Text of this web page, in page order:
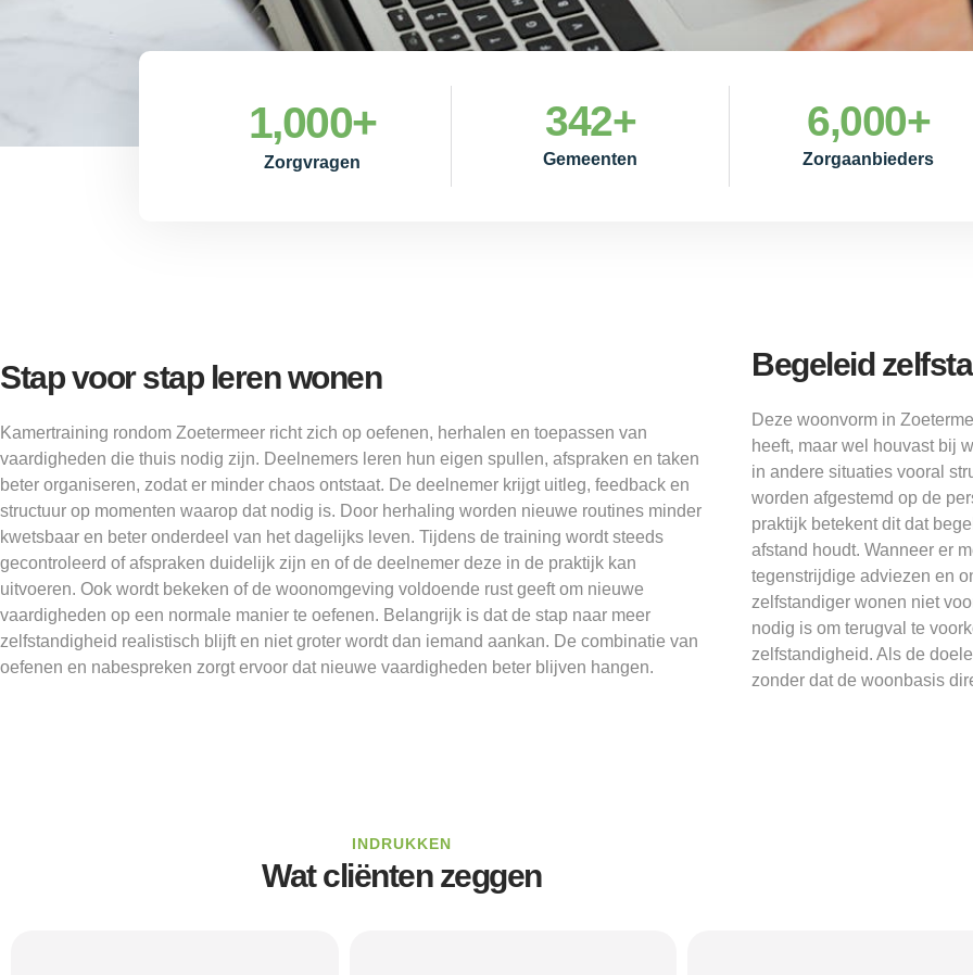
Zorgvragen
1,000+
Gemeenten
342+
Zorgaanbieders
6,000+
Stap voor stap leren wonen
Kamertraining rondom Zoetermeer richt zich op oefenen, herhalen en toepassen van
vaardigheden die thuis nodig zijn. Deelnemers leren hun eigen spullen, afspraken en taken
beter organiseren, zodat er minder chaos ontstaat. De deelnemer krijgt uitleg, feedback en
structuur op momenten waarop dat nodig is. Door herhaling worden nieuwe routines minder
kwetsbaar en beter onderdeel van het dagelijks leven. Tijdens de training wordt steeds
gecontroleerd of afspraken duidelijk zijn en of de deelnemer deze in de praktijk kan
uitvoeren. Ook wordt bekeken of de woonomgeving voldoende rust geeft om nieuwe
vaardigheden op een normale manier te oefenen. Belangrijk is dat de stap naar meer
zelfstandigheid realistisch blijft en niet groter wordt dan iemand aankan. De combinatie van
oefenen en nabespreken zorgt ervoor dat nieuwe vaardigheden beter blijven hangen.
Begeleid
Deze woonvorm in
heeft, maar wel houvast bij
in andere situaties vooral
worden afgestemd op de
praktijk betekent dit dat
afstand houdt. Wanneer er
tegenstrijdige adviezen en
zelfstandiger wonen niet
nodig is om terugval te
zelfstandigheid. Als de
zonder dat de woonbasis
INDRUKKEN
Wat cliënten zeggen